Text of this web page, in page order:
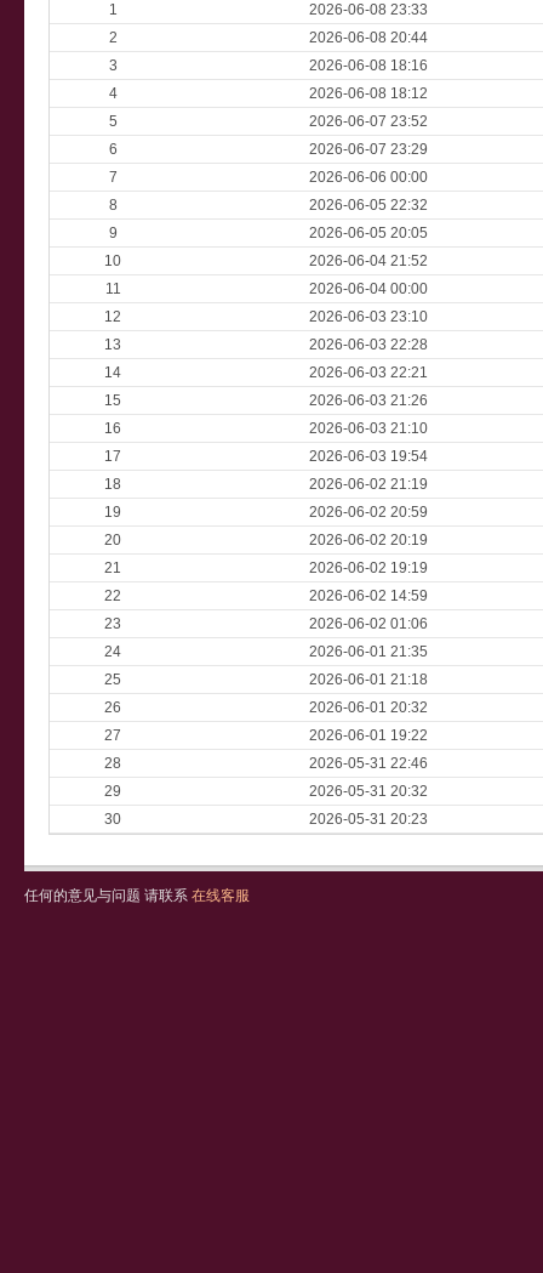
1
2026-06-08 23:33
2
2026-06-08 20:44
3
2026-06-08 18:16
4
2026-06-08 18:12
5
2026-06-07 23:52
6
2026-06-07 23:29
7
2026-06-06 00:00
8
2026-06-05 22:32
9
2026-06-05 20:05
10
2026-06-04 21:52
11
2026-06-04 00:00
12
2026-06-03 23:10
13
2026-06-03 22:28
14
2026-06-03 22:21
15
2026-06-03 21:26
16
2026-06-03 21:10
17
2026-06-03 19:54
18
2026-06-02 21:19
19
2026-06-02 20:59
20
2026-06-02 20:19
21
2026-06-02 19:19
22
2026-06-02 14:59
23
2026-06-02 01:06
24
2026-06-01 21:35
25
2026-06-01 21:18
26
2026-06-01 20:32
27
2026-06-01 19:22
28
2026-05-31 22:46
29
2026-05-31 20:32
30
2026-05-31 20:23
任何的意见与问题 请联系 在线客服